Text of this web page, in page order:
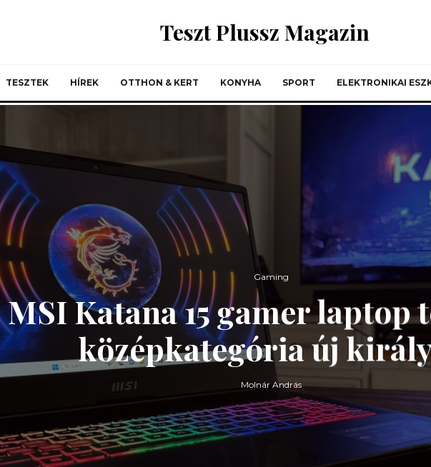
Teszt Plussz Magazin
TESZTEK HÍREK OTTHON & KERT KONYHA SPORT ELEKTRONIKAI
Gaming
MSI Katana 15 gamer laptop
középkategória új
Molnár András